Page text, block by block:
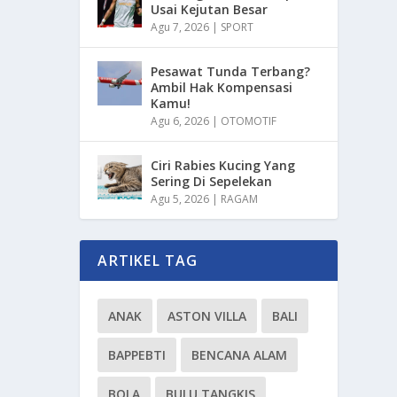
Usai Kejutan Besar
Agu 7, 2026 | SPORT
Pesawat Tunda Terbang?
Ambil Hak Kompensasi
Kamu!
Agu 6, 2026 | OTOMOTIF
Ciri Rabies Kucing Yang
Sering Di Sepelekan
Agu 5, 2026 | RAGAM
ARTIKEL TAG
ANAK ASTON VILLA BALI
BAPPEBTI BENCANA ALAM